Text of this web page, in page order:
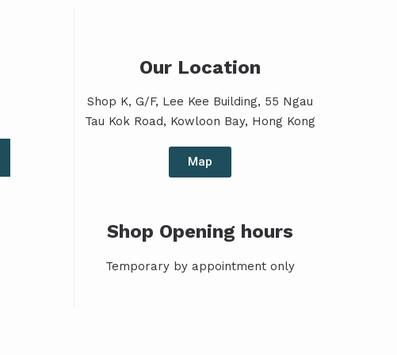
Our Location
Shop K, G/F, Lee Kee Building, 55 Ngau
Tau Kok Road, Kowloon Bay, Hong Kong
Map
Shop Opening hours
Temporary by appointment only